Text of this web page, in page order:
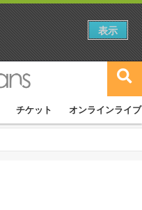
チケット オンラインライブ
表示